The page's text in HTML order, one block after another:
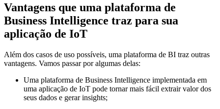
Vantagens que uma plataforma de
Business Intelligence traz para sua
aplicação de IoT
Além dos casos de uso possíveis, uma plataforma de BI traz outras
vantagens. Vamos passar por algumas delas:
Uma plataforma de Business Intelligence implementada em
uma aplicação de IoT pode tornar mais fácil extrair valor dos
seus dados e gerar insights;